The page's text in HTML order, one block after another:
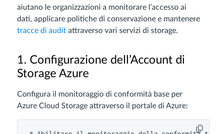
aiutano le organizzazioni a monitorare l’accesso ai
dati, applicare politiche di conservazione e mantenere
tracce di audit attraverso vari servizi di storage.
1. Configurazione dell’Account di
Storage Azure
Configura il monitoraggio di conformità base per
Azure Cloud Storage attraverso il portale di Azure: